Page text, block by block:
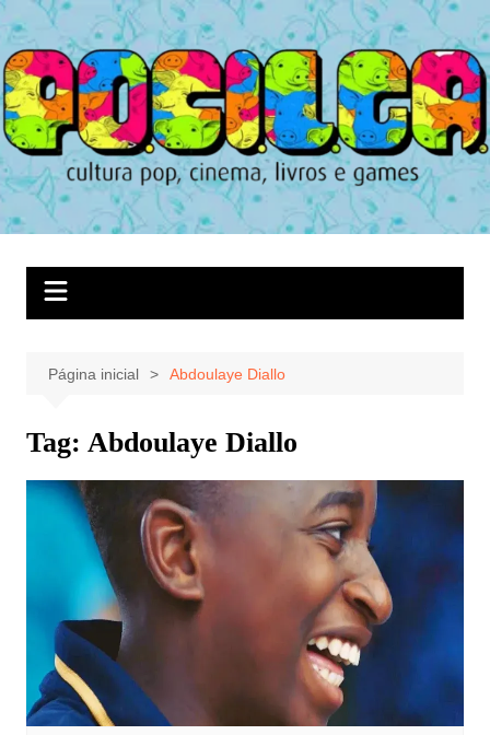
Ir
para
o
conteúdo
Página inicial Abdoulaye Diallo
Tag: Abdoulaye Diallo